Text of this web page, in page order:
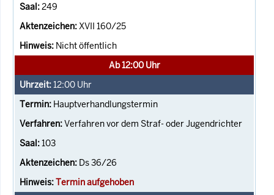
249
XVII 160/25
Nicht öffentlich
Ab 12:00 Uhr
12:00 Uhr
Hauptverhandlungstermin
Verfahren vor dem Straf- oder Jugendrichter
103
Ds 36/26
Termin aufgehoben